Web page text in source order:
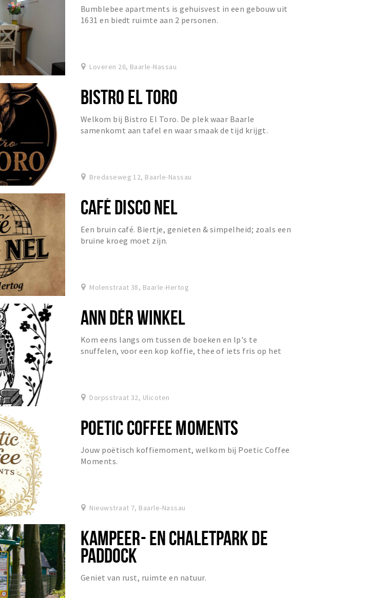
Bumblebee apartments is gehuisvest in een gebouw uit
1631 en biedt ruimte aan 2 personen.
Loveren 26, Baarle-Nassau
BISTRO EL TORO
Welkom bij Bistro El Toro. De plek waar Baarle
samenkomt aan tafel en waar smaak de tijd krijgt.
Bredaseweg 12, Baarle-Nassau
CAFÉ DISCO NEL
Een bruin café. Biertje, genieten & simpelheid; zoals een
bruine kroeg moet zijn.
Molenstraat 38, Baarle-Hertog
ANN DÉR WINKEL
Kom eens langs om tussen de boeken en lp's te
snuffelen, voor een kop koffie, thee of iets fris op het
Dorpsstraat 32, Ulicoten
POETIC COFFEE MOMENTS
Jouw poëtisch koffiemoment, welkom bij Poetic Coffee
Moments.
Nieuwstraat 7, Baarle-Nassau
KAMPEER- EN CHALETPARK DE
PADDOCK
Geniet van rust, ruimte en natuur.